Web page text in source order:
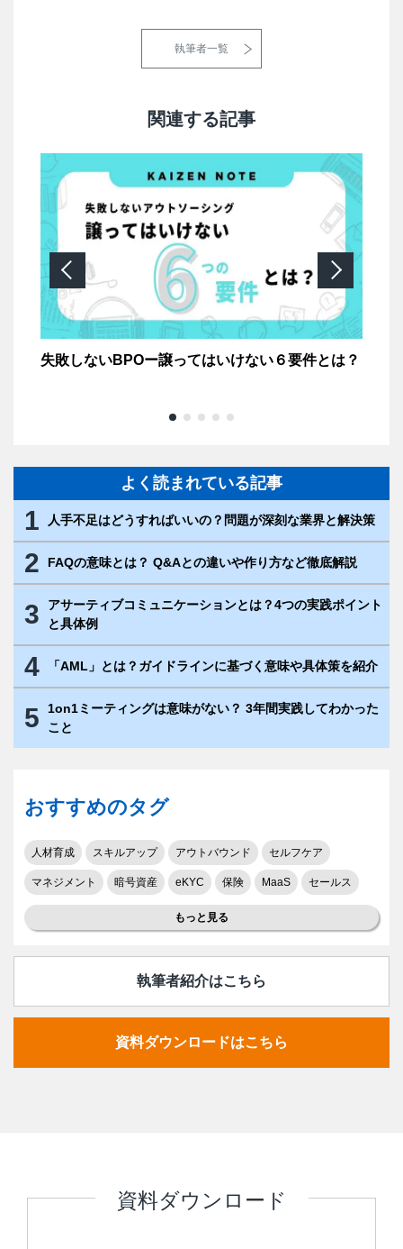
執筆者一覧
関連する記事
失敗しないBPOー譲ってはいけない６要件とは？
よく読まれている記事
1 人手不足はどうすればいいの？問題が深刻な業界と解決策
2 FAQの意味とは？ Q&Aとの違いや作り方など徹底解説
3
アサーティブコミュニケーションとは？4つの実践ポイント
と具体例
4 「AML」とは？ガイドラインに基づく意味や具体策を紹介
5
1on1ミーティングは意味がない？ 3年間実践してわかった
こと
おすすめのタグ
人材育成 スキルアップ アウトバウンド セルフケア
マネジメント 暗号資産 eKYC 保険 MaaS セールス
もっと見る
執筆者紹介はこちら
資料ダウンロードはこちら
資料ダウンロード